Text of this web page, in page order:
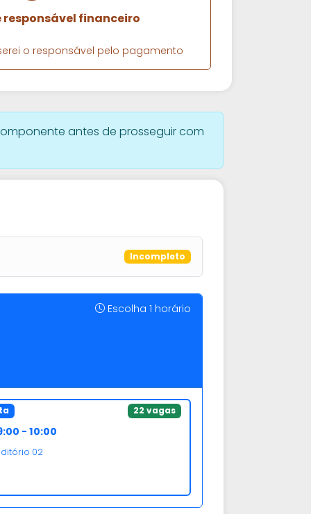
responsável financeiro
o responsável pelo pagamento
antes de prosseguir com
Incompleto
Escolha 1 horário
22 vagas
- 10:00
02